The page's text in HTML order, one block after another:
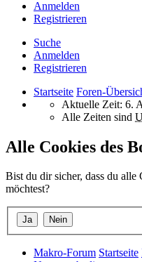
Anmelden
Registrieren
Suche
Anmelden
Registrieren
Startseite Foren-
Aktuelle Zeit: 6.
Alle Zeiten sind
Alle Cookies des
Bist du dir sicher, dass du alle
möchtest?
Makro-Forum Startseite